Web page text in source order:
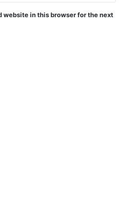
website in this browser for the next